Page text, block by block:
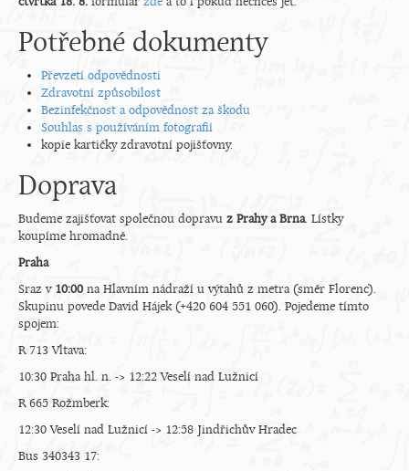
Potřebné dokumenty
Převzetí odpovědnosti
Zdravotní způsobilost
Bezinfekčnost a odpovědnost za škodu
Souhlas s používáním fotografií
kopie kartičky zdravotní pojišťovny.
Doprava
Budeme zajišťovat společnou dopravu z Prahy a Brna. Lístky
koupíme hromadně.
Praha
Sraz v 10:00na Hlavním nádraží u výtahů z metra (směr Florenc).
Skupinu povede David Hájek (+420 604 551 060). Pojedeme tímto
spojem:
R 713 Vltava:
10:30 Praha hl. n. -> 12:22 Veselí nad Lužnicí
R 665 Rožmberk:
12:30 Veselí nad Lužnicí -> 12:58 Jindřichův Hradec
Bus 340343 17: